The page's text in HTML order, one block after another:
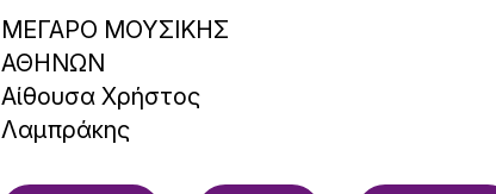
ΜΕΓΑΡΟ ΜΟΥΣΙΚΗΣ
ΑΘΗΝΩΝ
Αίθουσα Χρήστος
Λαμπράκης